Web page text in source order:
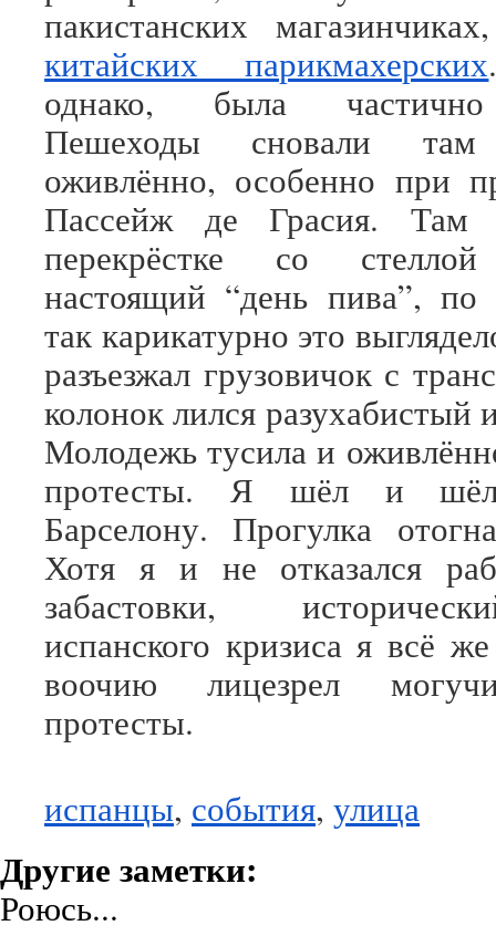
пакистанских
китайских парикмахерских
однако, была
Пешеходы сновали там
оживлённо, особенно при
Пассейж де Грасия. Там
перекрёстке со стеллой
настоящий “день пива”, по
так карикатурно это
разъезжал грузовичок с
колонок лился разухабистый
Молодежь тусила и
протесты. Я шёл и
Барселону. Прогулка
Хотя я и не отказался
забастовки,
испанского кризиса я всё
воочию лицезрел
протесты.
испанцы, события, улица
Другие заметки:
Роюсь...